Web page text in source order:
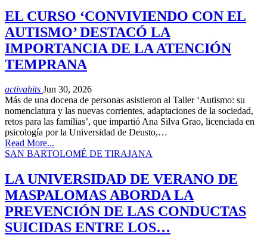
EL CURSO ‘CONVIVIENDO CON EL
AUTISMO’ DESTACÓ LA
IMPORTANCIA DE LA ATENCIÓN
TEMPRANA
activahits Jun 30, 2026
Más de una docena de personas asistieron al Taller ‘Autismo: su
nomenclatura y las nuevas corrientes, adaptaciones de la sociedad,
retos para las familias’, que impartió Ana Silva Grao, licenciada en
psicología por la Universidad de Deusto,…
Read More...
SAN BARTOLOMÉ DE TIRAJANA
LA UNIVERSIDAD DE VERANO DE
MASPALOMAS ABORDA LA
PREVENCIÓN DE LAS CONDUCTAS
SUICIDAS ENTRE LOS…